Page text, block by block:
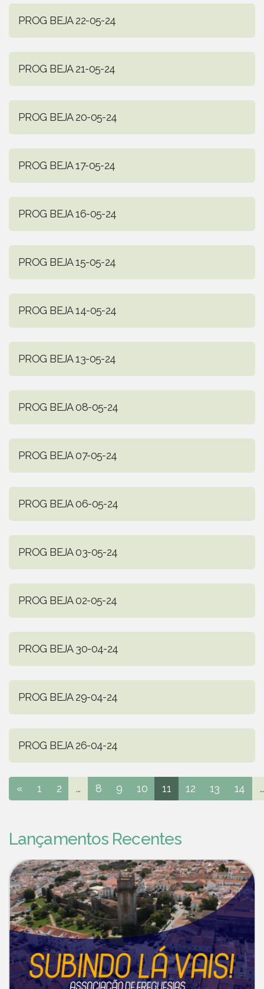
PROG BEJA 22-05-24
PROG BEJA 21-05-24
PROG BEJA 20-05-24
PROG BEJA 17-05-24
PROG BEJA 16-05-24
PROG BEJA 15-05-24
PROG BEJA 14-05-24
PROG BEJA 13-05-24
PROG BEJA 08-05-24
PROG BEJA 07-05-24
PROG BEJA 06-05-24
PROG BEJA 03-05-24
PROG BEJA 02-05-24
PROG BEJA 30-04-24
PROG BEJA 29-04-24
PROG BEJA 26-04-24
« 1 2 ... 8 9 10 11 12 13 14 ...
Lançamentos Recentes